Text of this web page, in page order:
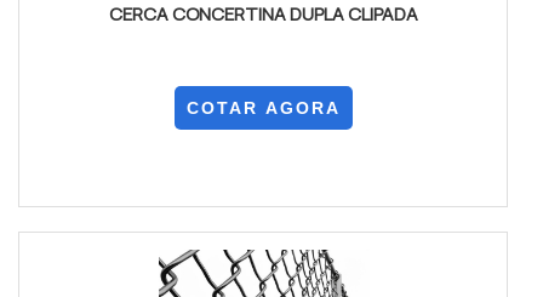
CERCA CONCERTINA DUPLA CLIPADA
COTAR AGORA